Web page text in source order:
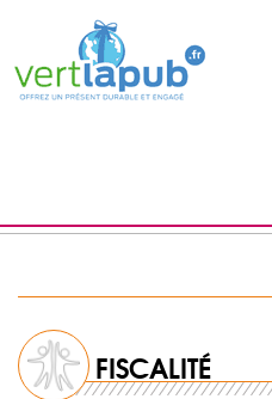
FISCALITÉ